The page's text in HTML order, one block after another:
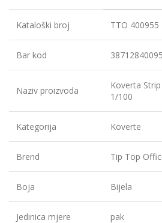
Kataloški broj TTO 400955
Bar kod
Naziv proizvoda
Koverta
1/100
Kategorija Koverte
Brend Tip Top
Boja Bijela
Jedinica mjere pak